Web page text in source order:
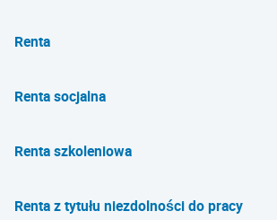
Renta
Renta socjalna
Renta szkoleniowa
Renta z tytułu niezdolności do pracy